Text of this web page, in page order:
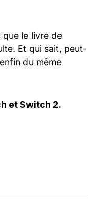
que le livre de
Et qui sait, peut-
du même
et Switch 2.